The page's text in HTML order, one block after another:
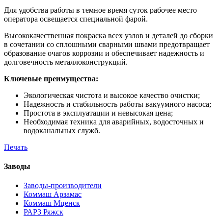
Для удобства работы в темное время суток рабочее место
оператора освещается специальной фарой.
Высококачественная покраска всех узлов и деталей до сборки
в сочетании со сплошными сварными швами предотвращает
образование очагов коррозии и обеспечивает надежность и
долговечность металлоконструкций.
Ключевые преимущества:
Экологическая чистота и высокое качество очистки;
Надежность и стабильность работы вакуумного насоса;
Простота в эксплуатации и невысокая цена;
Необходимая техника для аварийных, водосточных и
водоканальных служб.
Печать
Заводы
Заводы-производители
Коммаш Арзамас
Коммаш Мценск
РАРЗ Ряжск